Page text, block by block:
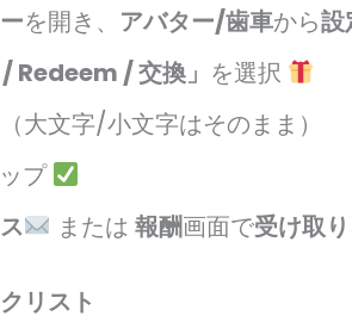
を開き、 アバター/歯車から設
Redeem / 交換」 を選択
（大文字/小文字はそのまま）
プ
または 報酬画面で受け取り
リスト